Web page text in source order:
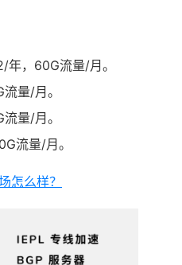
年，60G流量/月。
量/月。
量/月。
流量/月。
怎么样？